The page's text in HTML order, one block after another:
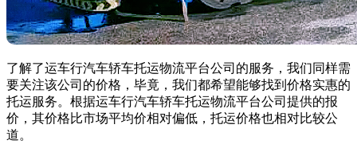
了解了运车行汽车轿车托运物流平台公司的服务，我们同样需
要关注该公司的价格，毕竟，我们都希望能够找到价格实惠的
托运服务。根据运车行汽车轿车托运物流平台公司提供的报
价，其价格比市场平均价相对偏低，托运价格也相对比较公
道。